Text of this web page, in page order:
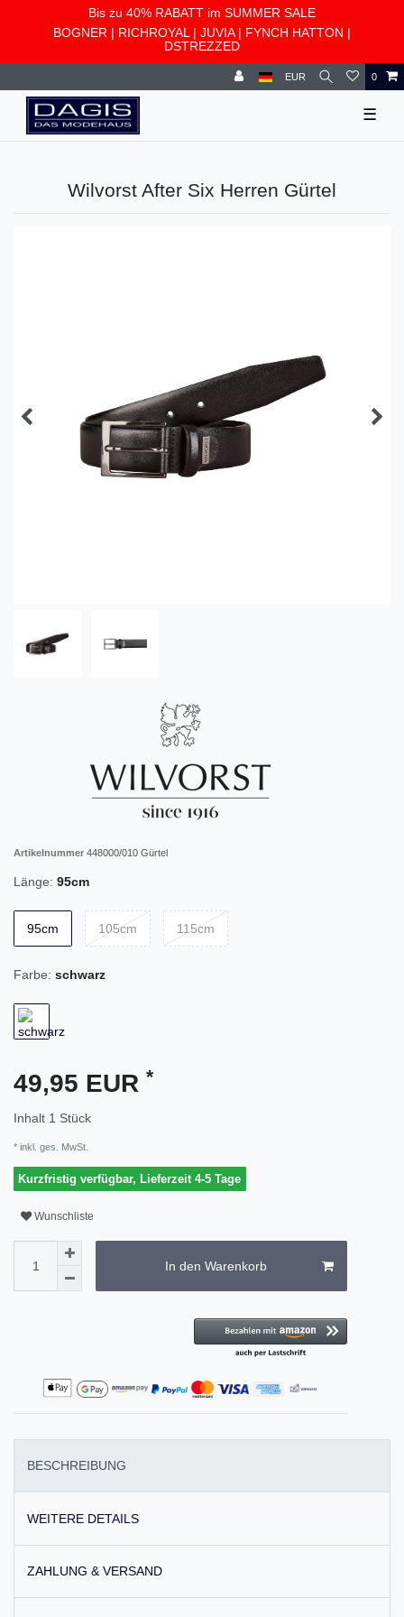
Bis zu 40% RABATT im SUMMER SALE
BOGNER | RICHROYAL | JUVIA| FYNCH HATTON |
DSTREZZED
EUR 0
☰
Wilvorst After Six Herren Gürtel
Artikelnummer 448000/010 Gürtel
Länge: 95cm
95cm 105cm 115cm
Farbe: schwarz
49,95 EUR *
Inhalt 1 Stück
* inkl. ges. MwSt.
Kurzfristig verfügbar, Lieferzeit 4-5 Tage
Wunschliste
In den Warenkorb
BESCHREIBUNG
WEITERE DETAILS
ZAHLUNG & VERSAND